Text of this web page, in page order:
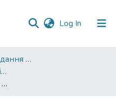
Log In (current)
Наукові фахові видання СумДПУ
Педагогічні науки: теорія, історія, інноваційні технології
Структурні компоненти механізмів розвитку здібностей студентів у системі неперервної математичної освіти